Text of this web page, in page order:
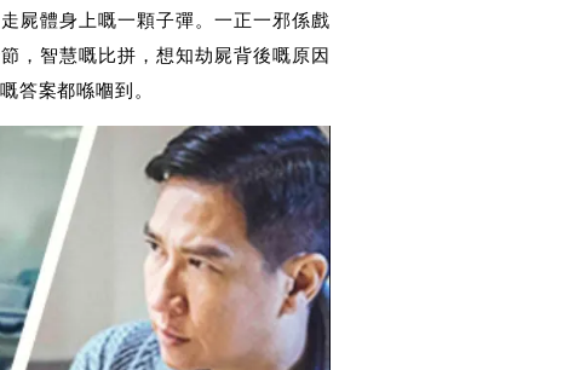
屍體身上嘅一顆子彈。一正一邪係戲
，智慧嘅比拼，想知劫屍背後嘅原因
答案都喺嗰到。